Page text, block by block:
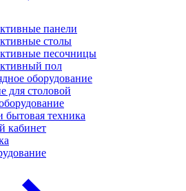
панели
столы
песочницы
пол
оборудование
для столовой
бытовая техника
кабинет